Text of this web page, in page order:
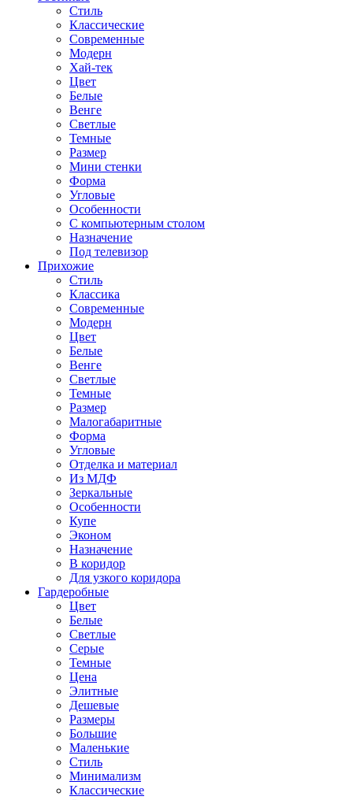
Стиль
Классические
Современные
Модерн
Хай-тек
Цвет
Белые
Венге
Светлые
Темные
Размер
Мини стенки
Форма
Угловые
Особенности
С компьютерным столом
Назначение
Под телевизор
Прихожие
Стиль
Классика
Современные
Модерн
Цвет
Белые
Венге
Светлые
Темные
Размер
Малогабаритные
Форма
Угловые
Отделка и материал
Из МДФ
Зеркальные
Особенности
Купе
Эконом
Назначение
В коридор
Для узкого коридора
Гардеробные
Цвет
Белые
Светлые
Серые
Темные
Цена
Элитные
Дешевые
Размеры
Большие
Маленькие
Стиль
Минимализм
Классические